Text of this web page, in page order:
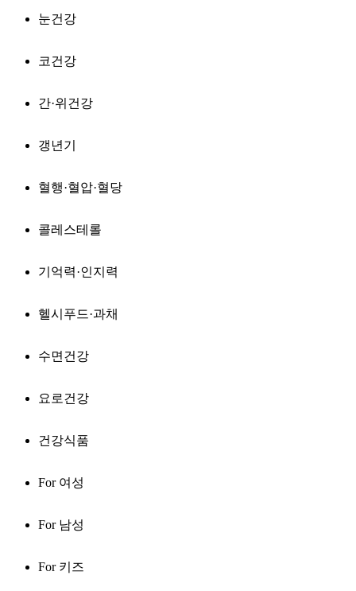
눈건강
코건강
간·위건강
갱년기
혈행·혈압·혈당
콜레스테롤
기억력·인지력
헬시푸드·과채
수면건강
요로건강
건강식품
For 여성
For 남성
For 키즈